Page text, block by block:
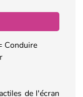
Conduire
de l'écran